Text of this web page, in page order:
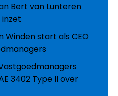
Bert van Lunteren
inzet
Winden start als CEO
3402 Type II over